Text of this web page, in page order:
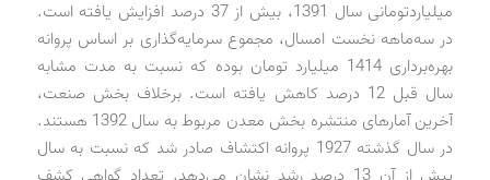
میلیارد‌تومانی سال 1391، بیش از 37 درصد افزایش یافته است.
در سه‌ماهه نخست امسال، مجموع سرمایه‌گذاری بر اساس پروانه
بهره‌برداری 1414 میلیارد تومان بوده که نسبت به مدت مشابه
سال قبل 12 درصد کاهش یافته است. برخلاف بخش صنعت،
آخرین آمارهای منتشره بخش معدن مربوط به سال 1392 هستند.
در سال گذشته 1927 پروانه اکتشاف صادر شد که نسبت به سال